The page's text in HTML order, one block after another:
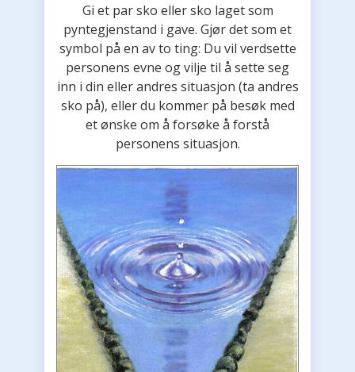
Gi et par sko eller sko laget som
pyntegjenstand i gave. Gjør det som et
symbol på en av to ting: Du vil verdsette
personens evne og vilje til å sette seg
inn i din eller andres situasjon (ta andres
sko på), eller du kommer på besøk med
et ønske om å forsøke å forstå
personens situasjon.